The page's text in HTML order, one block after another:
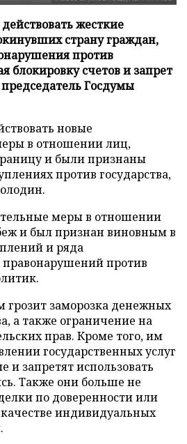
жесткие
страну граждан,
против
блокировку счетов и запрет
Госдумы
новые
в отношении лиц,
и были признаны
против государства,
меры в отношении
и был признан виновным в
и ряда
против
грозит заморозка денежных
а также ограничение на
прав. Кроме того, им
государственных услуг
и запретят использовать
Также они больше не
по доверенности или
качестве индивидуальных